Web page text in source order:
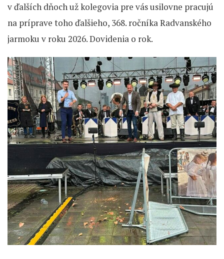
v ďalších dňoch už kolegovia pre vás usilovne pracujú
na príprave toho ďalšieho, 368. ročníka Radvanského
jarmoku v roku 2026. Dovidenia o rok.